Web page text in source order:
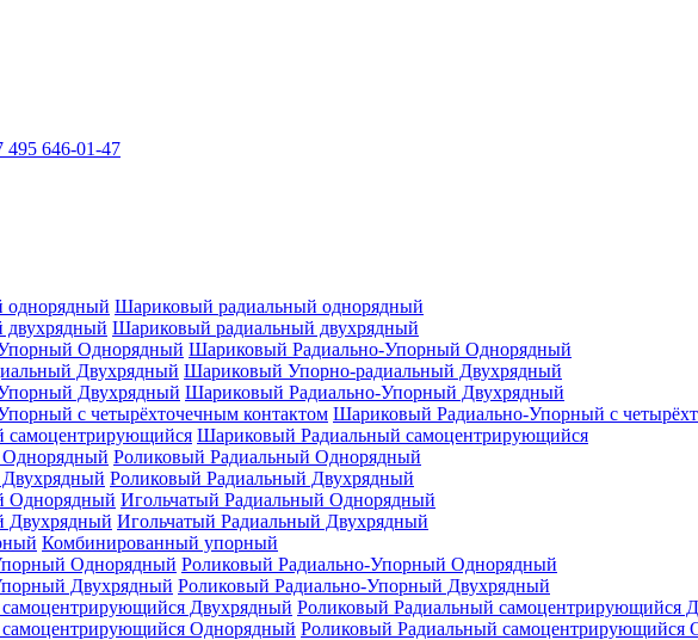
495 646-01-47
Шариковый радиальный однорядный
Шариковый радиальный двухрядный
Шариковый Радиально-Упорный Однорядный
Шариковый Упорно-радиальный Двухрядный
Шариковый Радиально-Упорный Двухрядный
Шариковый Радиально-Упорный с
Шариковый Радиальный самоцентрирующийся
Роликовый Радиальный Однорядный
Роликовый Радиальный Двухрядный
Игольчатый Радиальный Однорядный
Игольчатый Радиальный Двухрядный
Комбинированный упорный
Роликовый Радиально-Упорный Однорядный
Роликовый Радиально-Упорный Двухрядный
Роликовый Радиальный самоцентрирующийся
Роликовый Радиальный самоцентрирующийся